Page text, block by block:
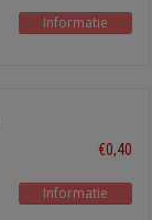
Informatie
€0,40
Informatie